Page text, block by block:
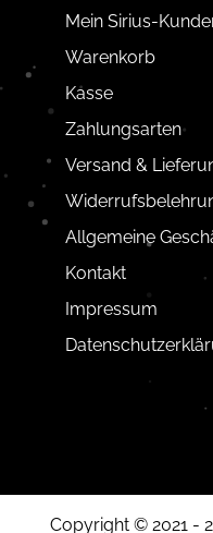
Mein Sirius-
Warenkorb
Kasse
Zahlungsarten
Versand &
Allgemeine
Kontakt
Impressum
Copyright © 2021 -